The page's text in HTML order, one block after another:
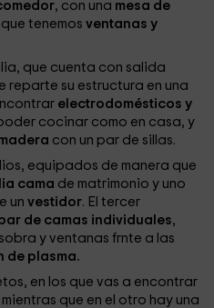
, con una mesa de
tenemosventanas y
que cuenta con salida
reparte su estructura en una
electrodomésticos y
cocinar como en casa, y
con un par de sillas.
equipados de manera que
cama de matrimonio y uno
unvestidor. El tercer
de camas individuales,
y ventanas frnte a las
de plasma.
en los que vas a encontrar
mientras que en el otro hay una